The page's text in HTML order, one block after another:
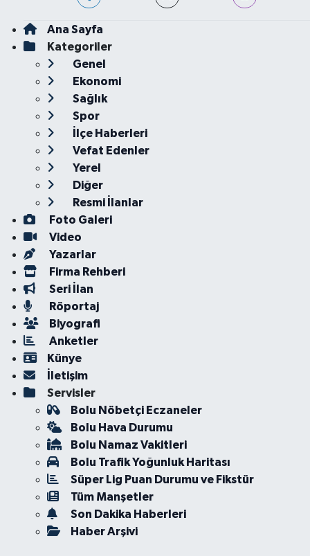
Ana Sayfa
Kategoriler
Genel
Ekonomi
Sağlık
Spor
İlçe Haberleri
Vefat Edenler
Yerel
Diğer
Resmi İlanlar
Foto Galeri
Video
Yazarlar
Firma Rehberi
Seri İlan
Röportaj
Biyografi
Anketler
Künye
İletişim
Servisler
Bolu Nöbetçi Eczaneler
Bolu Hava Durumu
Bolu Namaz Vakitleri
Bolu Trafik Yoğunluk Haritası
Süper Lig Puan Durumu ve Fikstür
Tüm Manşetler
Son Dakika Haberleri
Haber Arşivi